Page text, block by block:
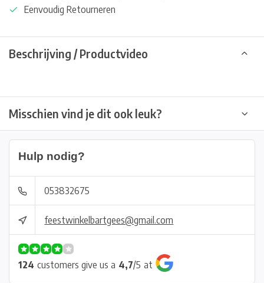
Eenvoudig Retourneren
Beschrijving / Productvideo
Misschien vind je dit ook leuk?
Hulp nodig?
053832675
feestwinkelbartgees@gmail.com
124 customers give us a 4,7/5 at